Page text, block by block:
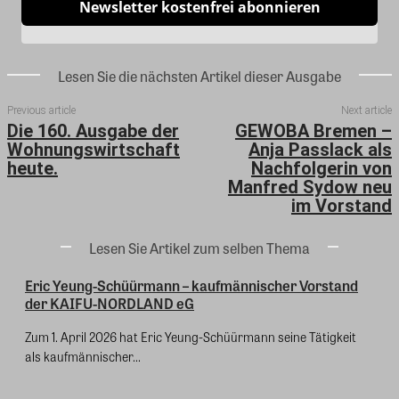
Newsletter kostenfrei abonnieren
Lesen Sie die nächsten Artikel dieser Ausgabe
Previous article
Die 160. Ausgabe der
Wohnungswirtschaft
heute.
Next article
GEWOBA Bremen –
Anja Passlack als
Nachfolgerin von
Manfred Sydow neu
im Vorstand
Lesen Sie Artikel zum selben Thema
Eric Yeung-Schüürmann – kaufmännischer Vorstand
der KAIFU-NORDLAND eG
Zum 1. April 2026 hat Eric Yeung-Schüürmann seine Tätigkeit
als kaufmännischer...